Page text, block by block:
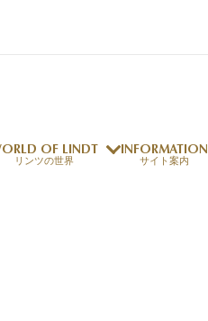
OF LINDT
リンツの世界
INFORMATION
サイト案内